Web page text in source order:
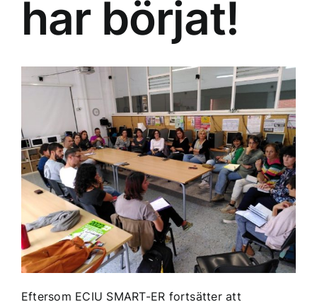
har börjat!
Eftersom ECIU SMART-ER fortsätter att